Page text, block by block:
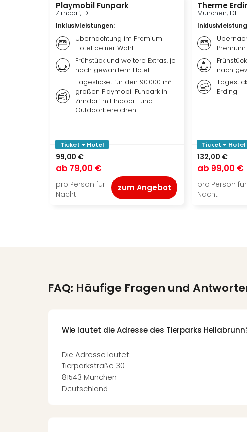
Playmobil Funpark
Zirndorf, DE
Inklusivleistungen:
Übernachtung im Premium
Hotel deiner Wahl
Frühstück und weitere Extras, je
nach gewähltem Hotel
Tagesticket für den 90.000 m²
großen Playmobil Funpark in
Zirndorf mit Indoor- und
Outdoorbereichen
Ticket + Hotel
99,00 €
ab 79,00 €
pro Person für 1
Nacht
zum Angebot
Therme
München, DE
nach
Erding
Ticket + Hotel
132,00 €
ab 99,00 €
pro Person für
Nacht
FAQ: Häufige Fragen und
Wie lautet die Adresse des Tierparks
Die Adresse lautet:
Tierparkstraße 30
81543 München
Deutschland